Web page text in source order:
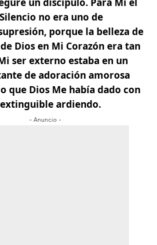
no era uno de
porque la belleza de
Dios en Mi Corazón era tan
ser externo estaba en un
de adoración amorosa
que Dios Me había dado con
ardiendo.
- Anuncio -